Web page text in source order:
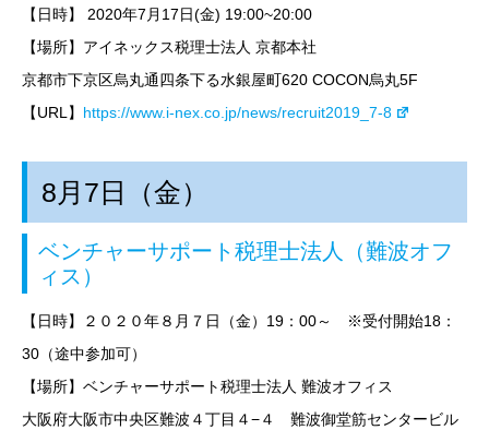
【日時】
2020年7月17日(金) 19:00~20:00
【場所】アイネックス税理士法人 京都本社
京都市下京区烏丸通四条下る水銀屋町620 COCON烏丸5F
【URL】 https://www.i-nex.co.jp/news/recruit2019_7-8
8月7日（金）
ベンチャーサポート税理士法人（難波オフ
ィス）
【日時】 ２０２０年８月７日（金） 19 ：00～
※受付開始18：
30（途中参加可）
【場所】ベンチャーサポート税理士法人 難波オフィス
大阪府大阪市中央区難波４丁目４−４ 難波御堂筋センタービル